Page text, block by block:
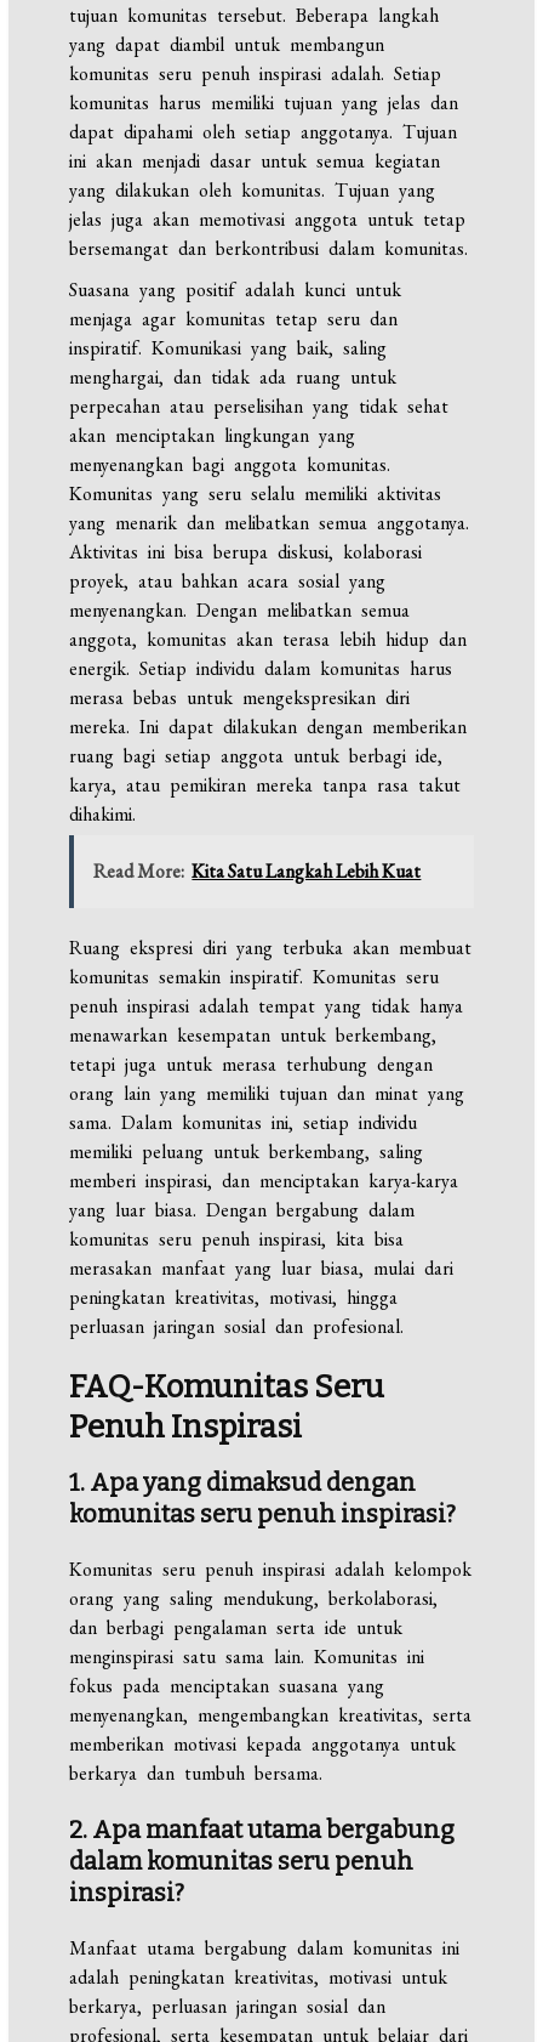
tujuan komunitas tersebut. Beberapa langkah
yang dapat diambil untuk membangun
komunitas seru penuh inspirasi adalah. Setiap
komunitas harus memiliki tujuan yang jelas dan
dapat dipahami oleh setiap anggotanya. Tujuan
ini akan menjadi dasar untuk semua kegiatan
yang dilakukan oleh komunitas. Tujuan yang
jelas juga akan memotivasi anggota untuk tetap
bersemangat dan berkontribusi dalam komunitas.
Suasana yang positif adalah kunci untuk
menjaga agar komunitas tetap seru dan
inspiratif. Komunikasi yang baik, saling
menghargai, dan tidak ada ruang untuk
perpecahan atau perselisihan yang tidak sehat
akan menciptakan lingkungan yang
menyenangkan bagi anggota komunitas.
Komunitas yang seru selalu memiliki aktivitas
yang menarik dan melibatkan semua anggotanya.
Aktivitas ini bisa berupa diskusi, kolaborasi
proyek, atau bahkan acara sosial yang
menyenangkan. Dengan melibatkan semua
anggota, komunitas akan terasa lebih hidup dan
energik. Setiap individu dalam komunitas harus
merasa bebas untuk mengekspresikan diri
mereka. Ini dapat dilakukan dengan memberikan
ruang bagi setiap anggota untuk berbagi ide,
karya, atau pemikiran mereka tanpa rasa takut
dihakimi.
Read More: Kita Satu Langkah Lebih Kuat
Ruang ekspresi diri yang terbuka akan membuat
komunitas semakin inspiratif.Komunitas seru
penuh inspirasi adalah tempat yang tidak hanya
menawarkan kesempatan untuk berkembang,
tetapi juga untuk merasa terhubung dengan
orang lain yang memiliki tujuan dan minat yang
sama. Dalam komunitas ini, setiap individu
memiliki peluang untuk berkembang, saling
memberi inspirasi, dan menciptakan karya-karya
yang luar biasa. Dengan bergabung dalam
komunitas seru penuh inspirasi, kita bisa
merasakan manfaat yang luar biasa, mulai dari
peningkatan kreativitas, motivasi, hingga
perluasan jaringan sosial dan profesional.
FAQ-Komunitas Seru
Penuh Inspirasi
1. Apa yang dimaksud dengan
komunitas seru penuh inspirasi?
Komunitas seru penuh inspirasi adalah kelompok
orang yang saling mendukung, berkolaborasi,
dan berbagi pengalaman serta ide untuk
menginspirasi satu sama lain. Komunitas ini
fokus pada menciptakan suasana yang
menyenangkan, mengembangkan kreativitas, serta
memberikan motivasi kepada anggotanya untuk
berkarya dan tumbuh bersama.
2. Apa manfaat utama bergabung
dalam komunitas seru penuh
inspirasi?
Manfaat utama bergabung dalam komunitas ini
adalah peningkatan kreativitas, motivasi untuk
berkarya, perluasan jaringan sosial dan
profesional, serta kesempatan untuk belajar dari